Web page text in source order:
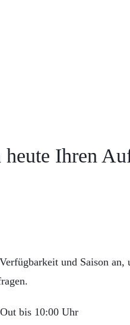
heute Ihren
und Saison
bis 10:00 Uhr